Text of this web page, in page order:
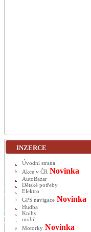
INZERCE
Úvodní strana
Akce v ČR Novinka
AutoBazar
Dětské potřeby
Elektro
GPS navigace Novinka
Hudba
Knihy
mobil
Motorky Novinka